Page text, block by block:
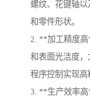
螺纹、花键轴
和零件形状。
2. **加工精度
和表面光洁度，
程序控制实现高
3. **生产效率